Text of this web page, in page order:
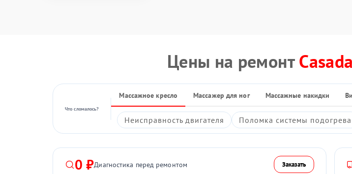
Цены на ремонтCasada
Что сломалось?
Массажное кресло Массажер для ног Массажные накидки
Неисправность двигателя Поломка системы подогрева
0 ₽Диагностика перед ремонтом Заказать